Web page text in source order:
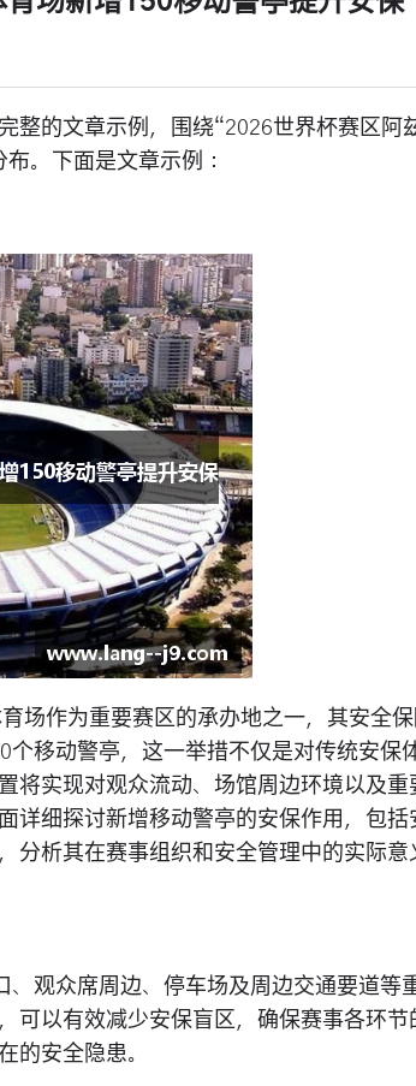
整的文章示例，围绕“2026世界杯赛区阿
。下面是文章示例：
场作为重要赛区的承办地之一，其安全
移动警亭，这一举措不仅是对传统安保
将实现对观众流动、场馆周边环境以及
详细探讨新增移动警亭的安保作用，包
分析其在赛事组织和安全管理中的实际
观众席周边、停车场及周边交通要道等
可以有效减少安保盲区，确保赛事各环
的安全隐患。